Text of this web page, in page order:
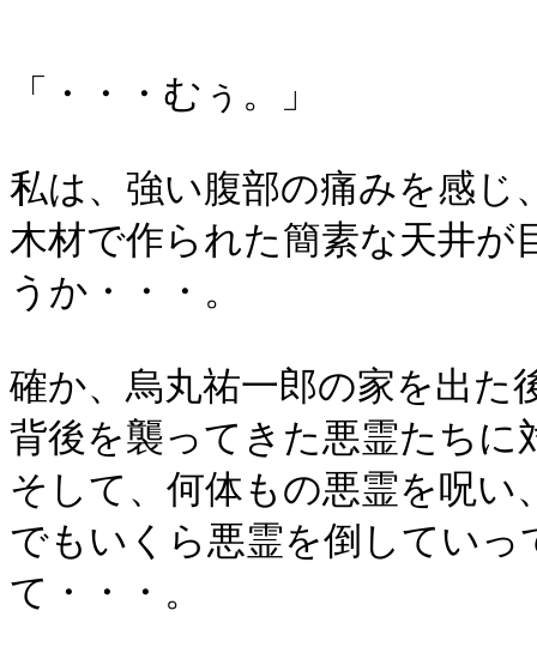
「・・・むぅ。」
私は、強い腹部の痛みを感じ
木材で作られた簡素な天井
うか・・・。
確か、烏丸祐一郎の家を出た
背後を襲ってきた悪霊たちに
そして、何体もの悪霊を呪い
でもいくら悪霊を倒してい
て・・・。